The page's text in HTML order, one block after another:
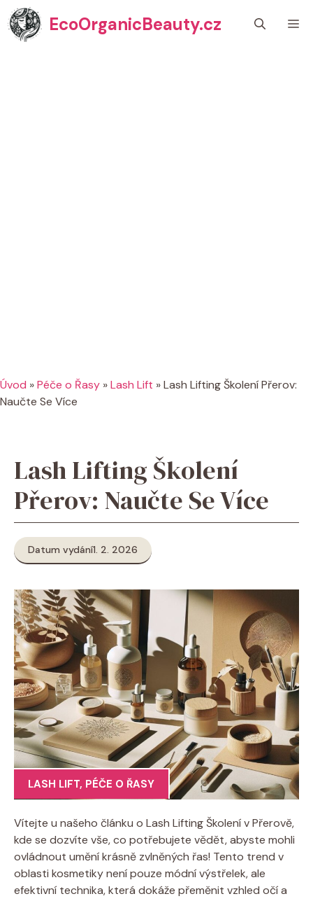
Přeskočit
na
obsah
EcoOrganicBeauty.cz
Úvod »Péče o Řasy »Lash Lift »Lash Lifting Školení Přerov:
Naučte Se Více
Lash Lifting Školení
Přerov: Naučte Se Více
Datum vydání1. 2. 2026
LASH LIFT, PÉČE O ŘASY
Vítejte u našeho článku o Lash Lifting Školení v Přerově,
kde se dozvíte vše, co potřebujete vědět, abyste mohli
ovládnout umění krásně zvlněných řas! Tento trend v
oblasti kosmetiky není pouze módní výstřelek, ale
efektivní technika, která dokáže přeměnit vzhled očí a